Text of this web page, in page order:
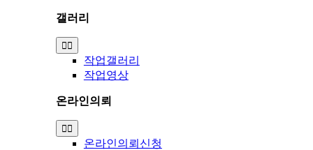
갤러리
Toggle
Navigation
작업갤러리
작업영상
온라인의뢰
Toggle
Navigation
온라인의뢰신청